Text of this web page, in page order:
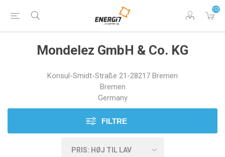
(0)
Mondelez GmbH & Co. KG
Konsul-Smidt-Straße 21-28217 Bremen
Bremen
Germany
FILTRE